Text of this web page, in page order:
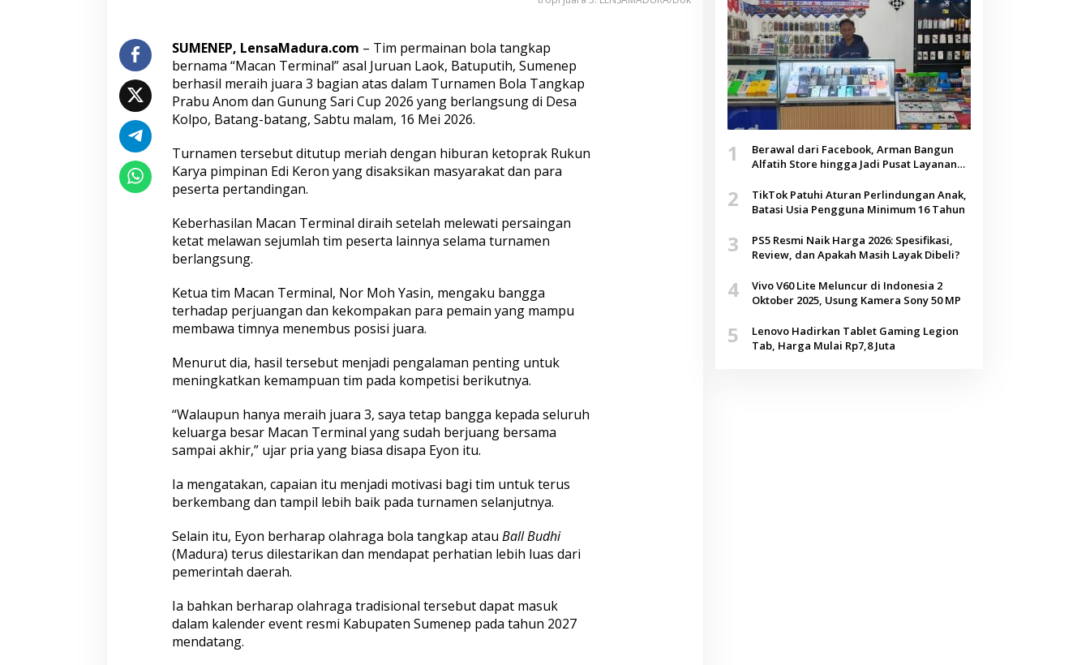
u
r
n
a
m
e
n
o
l
a
n
g
k
p
r
a
u
A
n
m
C
u
2
0
2
SUMENEP, LensaMadura.com – Tim permainan bola tangkap
bernama “Macan Terminal” asal Juruan Laok, Batuputih, Sumenep
berhasil meraih juara 3 bagian atas dalam Turnamen Bola Tangkap
Prabu Anom dan Gunung Sari Cup 2026 yang berlangsung di Desa
Kolpo, Batang-batang, Sabtu malam, 16 Mei 2026.
Turnamen tersebut ditutup meriah dengan hiburan ketoprak Rukun
Karya pimpinan Edi Keron yang disaksikan masyarakat dan para
peserta pertandingan.
Keberhasilan Macan Terminal diraih setelah melewati persaingan
ketat melawan sejumlah tim peserta lainnya selama turnamen
berlangsung.
Ketua tim Macan Terminal, Nor Moh Yasin, mengaku bangga
terhadap perjuangan dan kekompakan para pemain yang mampu
membawa timnya menembus posisi juara.
Menurut dia, hasil tersebut menjadi pengalaman penting untuk
meningkatkan kemampuan tim pada kompetisi berikutnya.
“Walaupun hanya meraih juara 3, saya tetap bangga kepada seluruh
keluarga besar Macan Terminal yang sudah berjuang bersama
sampai akhir,” ujar pria yang biasa disapa Eyon itu.
Ia mengatakan, capaian itu menjadi motivasi bagi tim untuk terus
berkembang dan tampil lebih baik pada turnamen selanjutnya.
Selain itu, Eyon berharap olahraga bola tangkap atau Ball Budhi
(Madura) terus dilestarikan dan mendapat perhatian lebih luas dari
pemerintah daerah.
Ia bahkan berharap olahraga tradisional tersebut dapat masuk
dalam kalender event resmi Kabupaten Sumenep pada tahun 2027
mendatang.
1
Berawal dari Facebook, Arman Bangun
Alfatih Store hingga Jadi Pusat Layanan
2
TikTok Patuhi Aturan Perlindungan Anak,
Batasi Usia Pengguna Minimum 16 Tahun
3
PS5 Resmi Naik Harga 2026: Spesifikasi,
Review, dan Apakah Masih Layak Dibeli?
4
Vivo V60 Lite Meluncur di Indonesia 2
Oktober 2025, Usung Kamera Sony 50 MP
5
Lenovo Hadirkan Tablet Gaming Legion
Tab, Harga Mulai Rp7,8 Juta